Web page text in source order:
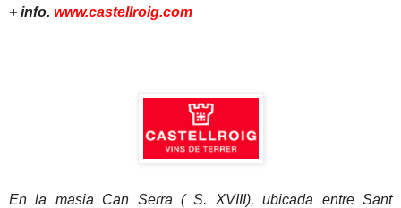
+ info. www.castellroig.com
En la masia Can Serra ( S. XVIII), ubicada entre Sant